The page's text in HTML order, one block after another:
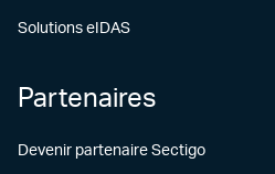
Solutions eIDAS
Partenaires
Devenir partenaire Sectigo